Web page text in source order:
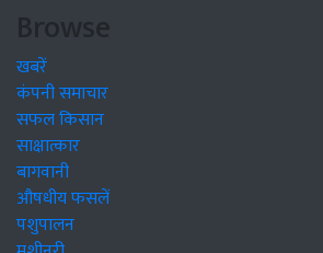
Browse
खबरें
कंपनी समाचार
सफल किसान
साक्षात्कार
बागवानी
औषधीय फसलें
पशुपालन